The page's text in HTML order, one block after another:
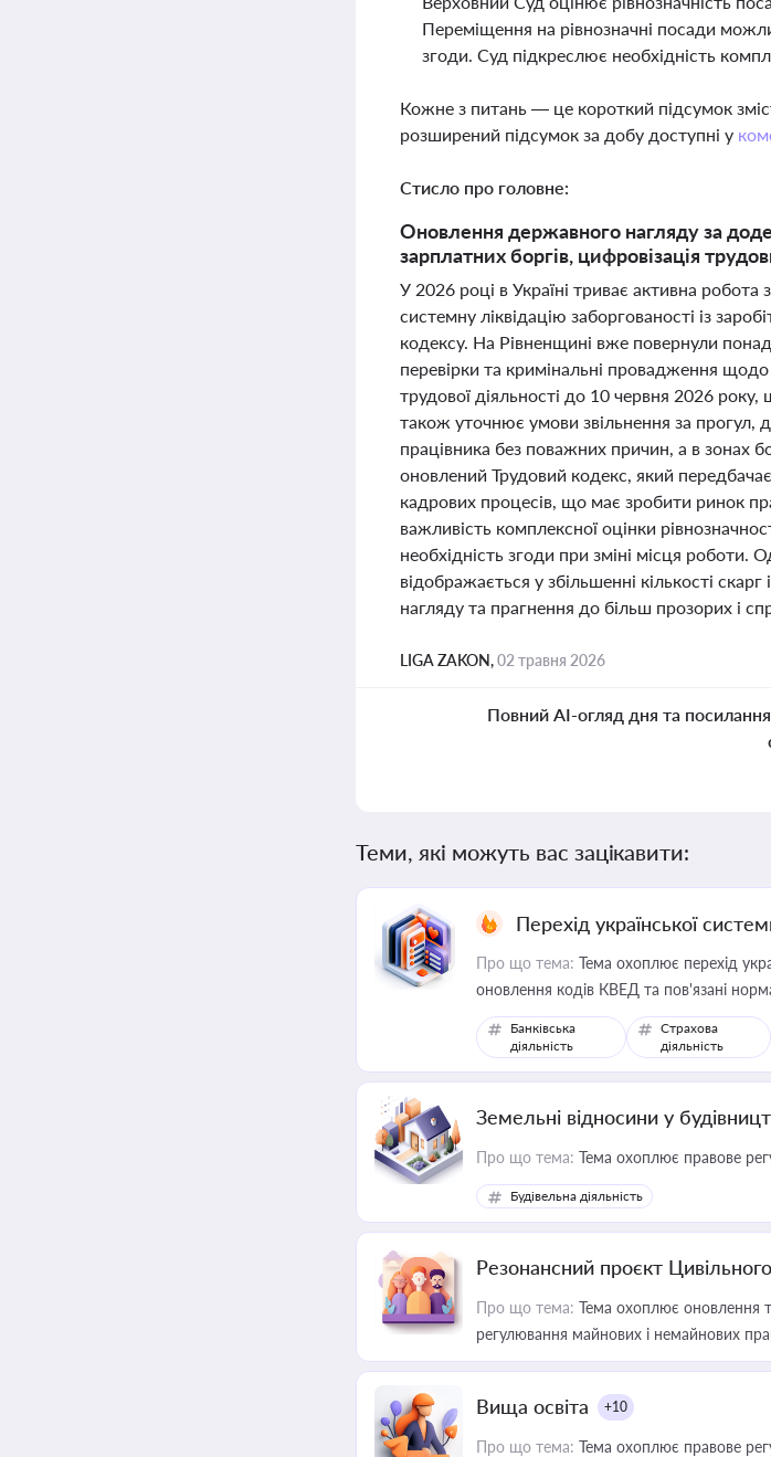
Переміщення на рівнозначні посади
згоди. Суд підкреслює необхідність
Кожне з питань — це короткий підсумок
розширений підсумок за добу доступні у
Стисло про головне:
Оновлення державного нагляду за
зарплатних боргів, цифровізація
У 2026 році в Україні триває активна
системну ліквідацію заборгованості із
кодексу. На Рівненщині вже повернули
перевірки та кримінальні провадження
трудової діяльності до 10 червня 2026
також уточнює умови звільнення за прогул,
працівника без поважних причин, а в зонах
оновлений Трудовий кодекс, який
кадрових процесів, що має зробити ринок
важливість комплексної оцінки
необхідність згоди при зміні місця
відображається у збільшенні кількості
нагляду та прагнення до більш прозорих і
LIGA ZAKON,02 травня 2026
Повний AI-огляд дня та посилання
Теми, які можуть вас зацікавити:
Перехід української
Про що тема: Тема охоплює перехід
оновлення кодів КВЕД та пов'язані
Банківська
діяльність
Страхова
діяльність
Земельні відносини у
Про що тема: Тема охоплює правове
Будівельна діяльність
Резонансний проєкт
Про що тема: Тема охоплює оновлення
регулювання майнових і немайнових
Вища освіта +10
Про що тема: Тема охоплює правове